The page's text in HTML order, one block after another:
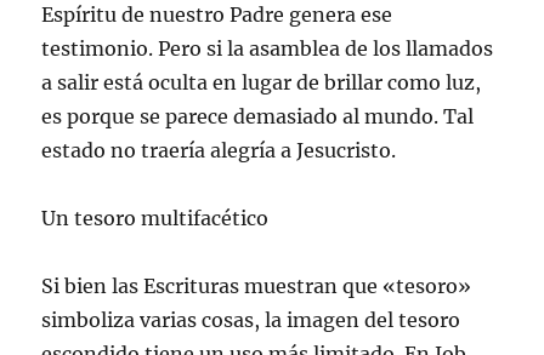
Espíritu de nuestro Padre genera ese
testimonio. Pero si la asamblea de los llamados
a salir está oculta en lugar de brillar como luz,
es porque se parece demasiado al mundo. Tal
estado no traería alegría a Jesucristo.
Un tesoro multifacético
Si bien las Escrituras muestran que «tesoro»
simboliza varias cosas, la imagen del tesoro